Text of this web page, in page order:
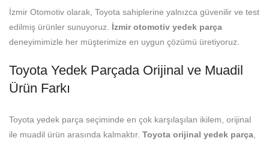
İzmir Otomotiv olarak, Toyota sahiplerine yalnızca güvenilir ve test
edilmiş ürünler sunuyoruz. İzmir otomotiv yedek parça
deneyimimizle her müşterimize en uygun çözümü üretiyoruz.
Toyota Yedek Parçada Orijinal ve Muadil
Ürün Farkı
Toyota yedek parça seçiminde en çok karşılaşılan ikilem, orijinal
ile muadil ürün arasında kalmaktır. Toyota orijinal yedek parça